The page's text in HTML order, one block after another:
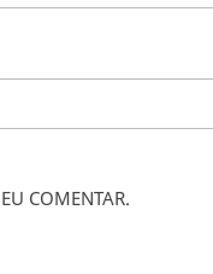
COMENTAR.